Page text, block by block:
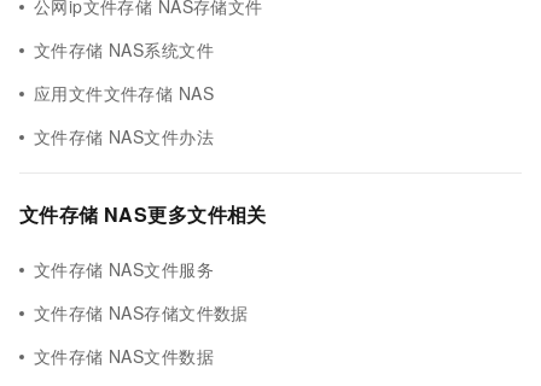
公网ip文件存储 NAS存储文件
文件存储 NAS系统文件
应用文件文件存储 NAS
文件存储 NAS文件办法
文件存储 NAS更多文件相关
文件存储 NAS文件服务
文件存储 NAS存储文件数据
文件存储 NAS文件数据